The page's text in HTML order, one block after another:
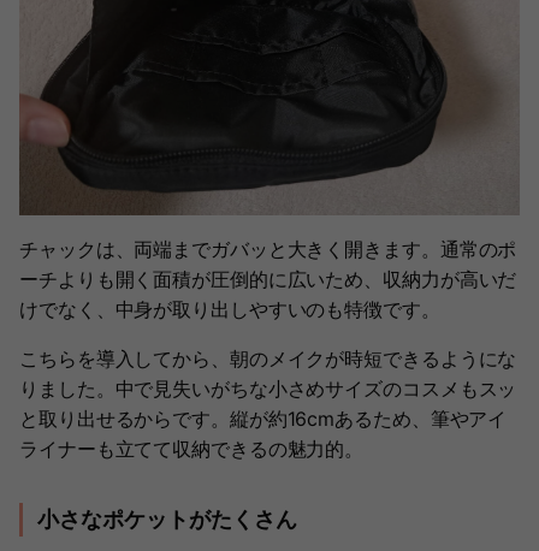
チャックは、両端までガバッと大きく開きます。通常のポ
ーチよりも開く面積が圧倒的に広いため、収納力が高いだ
けでなく、中身が取り出しやすいのも特徴です。
こちらを導入してから、朝のメイクが時短できるようにな
りました。中で見失いがちな小さめサイズのコスメもスッ
と取り出せるからです。縦が約16cmあるため、筆やアイ
ライナーも立てて収納できるの魅力的。
小さなポケットがたくさん